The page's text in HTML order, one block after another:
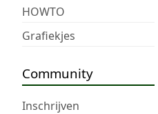
HOWTO
Grafiekjes
Community
Inschrijven